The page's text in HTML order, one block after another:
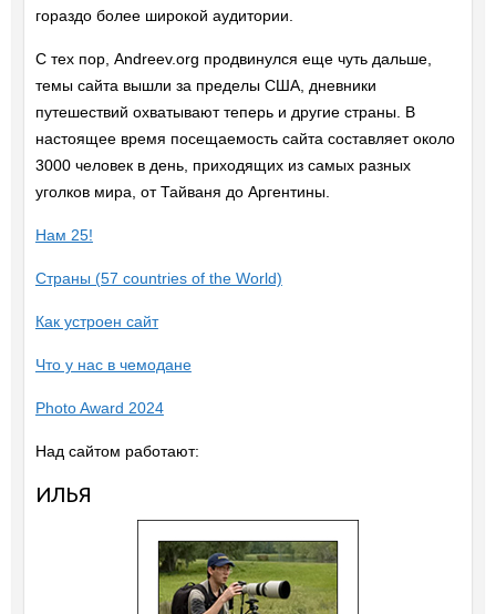
гораздо более широкой аудитории.
С тех пор, Andreev.org продвинулся еще чуть дальше,
темы сайта вышли за пределы США, дневники
путешествий охватывают теперь и другие страны. В
настоящее время посещаемость сайта составляет около
3000 человек в день, приходящих из самых разных
уголков мира, от Тайваня до Аргентины.
Нам 25!
Страны (57 countries of the World)
Как устроен сайт
Что у нас в чемодане
Photo Award 2024
Над сайтом работают:
ИЛЬЯ